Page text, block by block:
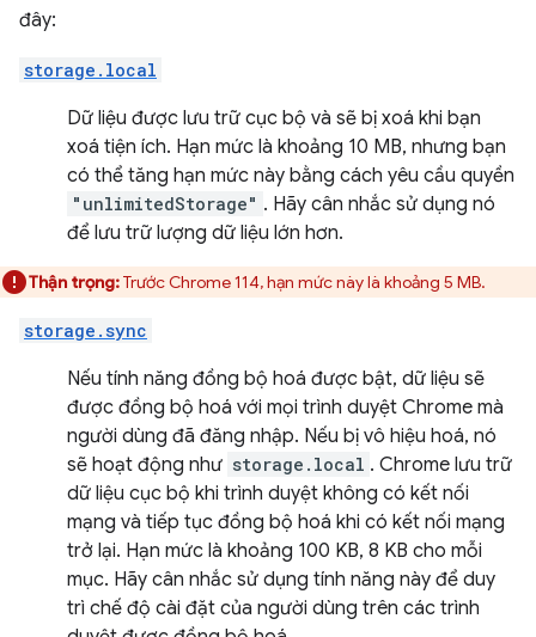
đây:
storage.local
Dữ liệu được lưu trữ cục bộ và sẽ bị xoá khi bạn
xoá tiện ích. Hạn mức là khoảng 10 MB, nhưng bạn
có thể tăng hạn mức này bằng cách yêu cầu quyền
"unlimitedStorage" . Hãy cân nhắc sử dụng nó
để lưu trữ lượng dữ liệu lớn hơn.
Thận trọng:Trước Chrome 114, hạn mức này là khoảng 5 MB.
storage.sync
Nếu tính năng đồng bộ hoá được bật, dữ liệu sẽ
được đồng bộ hoá với mọi trình duyệt Chrome mà
người dùng đã đăng nhập. Nếu bị vô hiệu hoá, nó
sẽ hoạt động như storage.local . Chrome lưu trữ
dữ liệu cục bộ khi trình duyệt không có kết nối
mạng và tiếp tục đồng bộ hoá khi có kết nối mạng
trở lại. Hạn mức là khoảng 100 KB, 8 KB cho mỗi
mục. Hãy cân nhắc sử dụng tính năng này để duy
trì chế độ cài đặt của người dùng trên các trình